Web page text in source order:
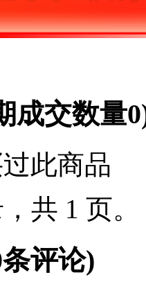
成交数量0
此商品
共 1 页。
条评论)